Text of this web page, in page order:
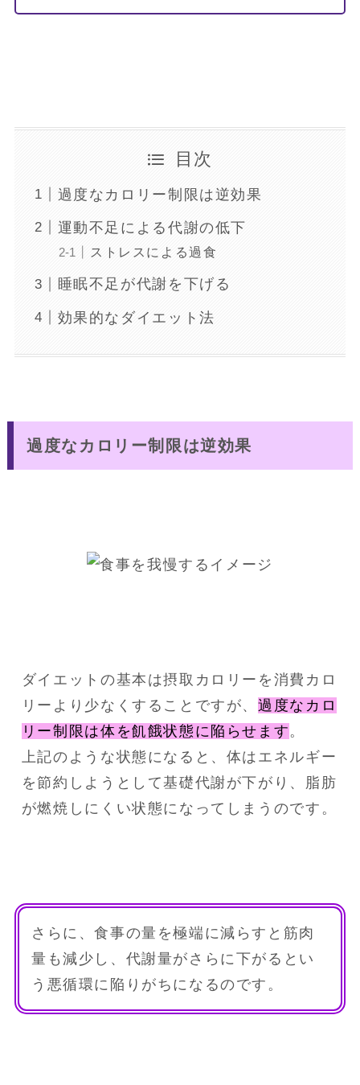
目次
過度なカロリー制限は逆効果
運動不足による代謝の低下
ストレスによる過食
睡眠不足が代謝を下げる
効果的なダイエット法
過度なカロリー制限は逆効果
ダイエットの基本は摂取カロリーを消費カロ
リーより少なくすることですが、過度なカロ
リー制限は体を飢餓状態に陥らせます 。
上記のような状態になると、体はエネルギー
を節約しようとして基礎代謝が下がり、脂肪
が燃焼しにくい状態になってしまうのです。
さらに、食事の量を極端に減らすと筋肉
量も減少し、代謝量がさらに下がるとい
う悪循環に陥りがちになるのです。